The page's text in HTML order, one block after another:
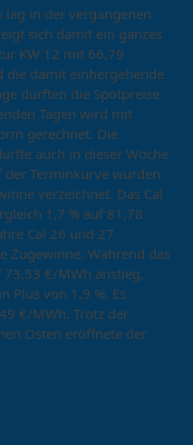
lag in der vergangenen
sich damit ein ganzes
KW 12 mit 66,79
die damit einhergehende
dürften die Spotpreise
Tagen wird mit
gerechnet. Die
auch in dieser Woche
der Terminkurve wurden
verzeichnet. Das Cal
1,7 % auf 81,78
Cal 26 und 27
Zugewinne. Während das
73,53 €/MWh anstieg,
Plus von 1,9 %. Es
€/MWh. Trotz der
Osten eröffnete der